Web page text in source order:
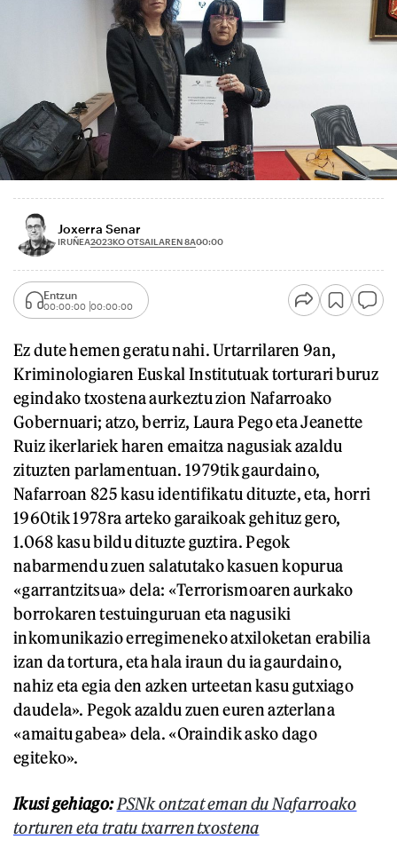
Joxerra Senar
IRUÑEA2023KO OTSAILAREN 8A00:00
Entzun
00:00:00 00:00:00
Ez dute hemen geratu nahi. Urtarrilaren 9an,
Kriminologiaren Euskal Institutuak torturari buruz
egindako txostena aurkeztu zion Nafarroako
Gobernuari; atzo, berriz, Laura Pego eta Jeanette
Ruiz ikerlariek haren emaitza nagusiak azaldu
zituzten parlamentuan. 1979tik gaurdaino,
Nafarroan 825 kasu identifikatu dituzte, eta, horri
1960tik 1978ra arteko garaikoak gehituz gero,
1.068 kasu bildu dituzte guztira. Pegok
nabarmendu zuen salatutako kasuen kopurua
«garrantzitsua» dela: «Terrorismoaren aurkako
borrokaren testuinguruan eta nagusiki
inkomunikazio erregimeneko atxiloketan erabilia
izan da tortura, eta hala iraun du ia gaurdaino,
nahiz eta egia den azken urteetan kasu gutxiago
daudela». Pegok azaldu zuen euren azterlana
«amaitu gabea» dela. «Oraindik asko dago
egiteko».
Ikusi gehiago: PSNk ontzat eman du Nafarroako
torturen eta tratu txarren txostena